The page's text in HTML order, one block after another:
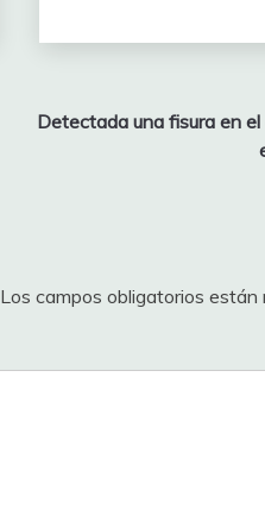
Detectada una fisura en
Los campos obligatorios están